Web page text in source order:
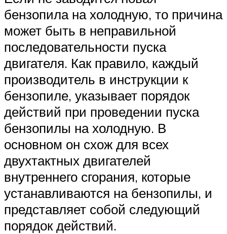
бензопила на холодную, то причина
может быть в неправильной
последовательности пуска
двигателя. Как правило, каждый
производитель в инструкции к
бензопиле, указывает порядок
действий при проведении пуска
бензопилы на холодную. В
основном он схож для всех
двухтактных двигателей
внутреннего сгорания, которые
устанавливаются на бензопилы, и
представляет собой следующий
порядок действий.